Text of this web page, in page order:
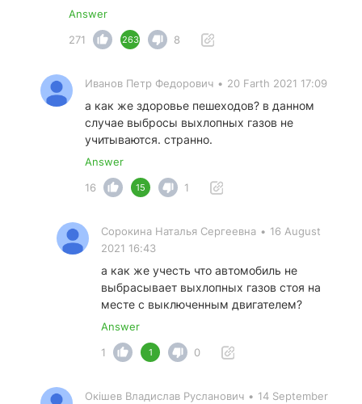
Answer
271
263 8
Иванов Петр Федорович • 20 Farth 2021 17:09
а как же здоровье пешеходов? в данном
случае выбросы выхлопных газов не
учитываются. странно.
Answer
16
15 1
Сорокина Наталья Сергеевна • 16 August
2021 16:43
а как же учесть что автомобиль не
выбрасывает выхлопных газов стоя на
месте с выключенным двигателем?
Answer
1
1 0
Окішев Владислав Русланович • 14 September